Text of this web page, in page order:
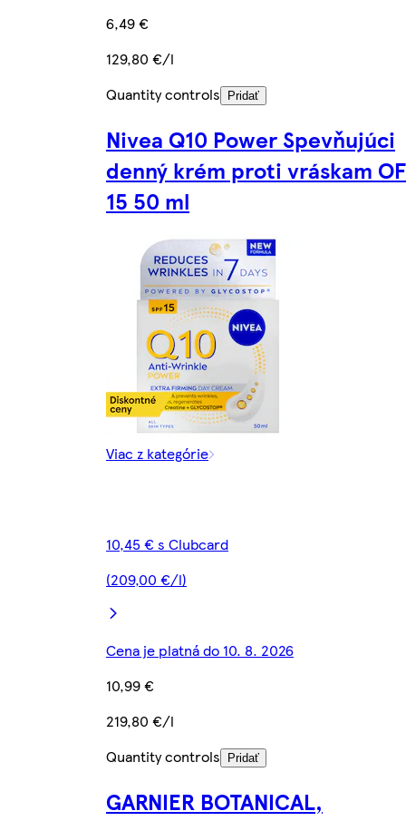
6,49 €
129,80 €/l
Quantity controls
Pridať
Nivea Q10 Power Spevňujúci
denný krém proti vráskam OF
15 50 ml
Viac z kategórie
10,45 € s Clubcard
(209,00 €/l)
Cena je platná do 10. 8. 2026
10,99 €
219,80 €/l
Quantity controls
Pridať
GARNIER BOTANICAL,